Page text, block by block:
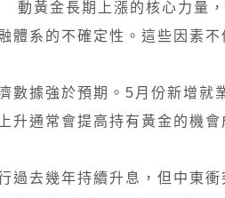
動黃金長期上漲的核心力量
體系的不確定性。這些因素
數據強於預期。5月份新增
升通常會提高持有黃金的機
過去幾年持續升息，但中東